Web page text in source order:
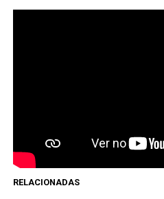
RELACIONADAS